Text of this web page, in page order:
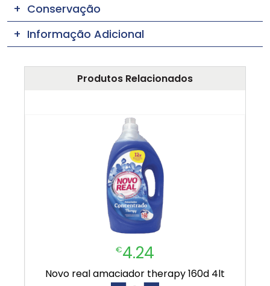
Conservação
Informação Adicional
Produtos Relacionados
€4.24
novo real amaciador therapy 160d 4lt